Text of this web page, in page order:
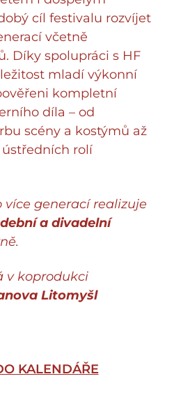
cíl festivalu rozvíjet
včetně
Díky spolupráci s HF
mladí výkonní
kompletní
díla – od
scény a kostýmů až
ústředních rolí
více generací realizuje
a divadelní
v koprodukci
Litomyšl
KALENDÁŘE